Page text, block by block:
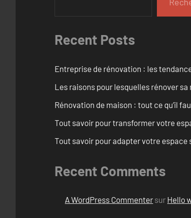
Recent Posts
Entreprise de rénovation : les
Les raisons pour lesquelles rénover
Rénovation de maison : tout ce qu’il
Tout savoir pour transformer votre
Tout savoir pour adapter votre
Recent Comments
A WordPress Commenter sur Hello